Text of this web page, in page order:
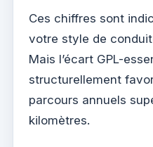
Ces chiffres sont
votre style de
Mais l’écart GPL-
structurellement
parcours annuels
kilomètres.